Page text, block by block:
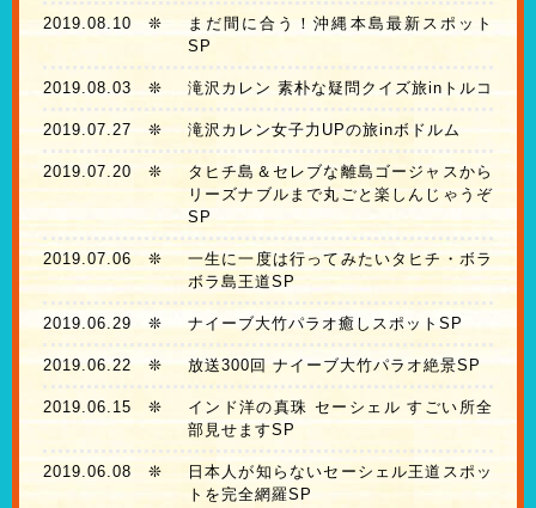
2019.08.10 ❊
まだ間に合う！沖縄本島最新スポット
SP
2019.08.03 ❊ 滝沢カレン 素朴な疑問クイズ旅inトルコ
2019.07.27 ❊ 滝沢カレン女子力UPの旅inボドルム
2019.07.20 ❊
タヒチ島＆セレブな離島ゴージャスから
リーズナブルまで丸ごと楽しんじゃうぞ
SP
2019.07.06❊
一生に一度は行ってみたいタヒチ・ボラ
ボラ島王道SP
2019.06.29 ❊ ナイーブ大竹パラオ癒しスポットSP
2019.06.22 ❊ 放送300回 ナイーブ大竹パラオ絶景SP
2019.06.15 ❊
インド洋の真珠 セーシェル すごい所全
部見せますSP
2019.06.08 ❊
日本人が知らないセーシェル王道スポッ
トを完全網羅SP